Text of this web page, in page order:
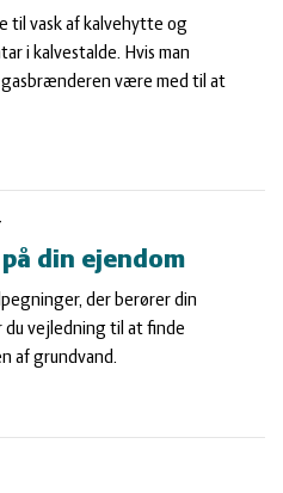
til vask af kalvehytte og
i kalvestalde. Hvis man
gasbrænderen være med til at
din ejendom
der berører din
du vejledning til at finde
af grundvand.